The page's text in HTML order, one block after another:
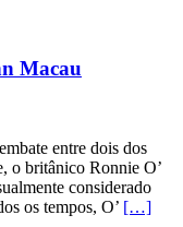
Macau
entre dois dos
o britânico Ronnie O’
considerado
os tempos, O’ […]